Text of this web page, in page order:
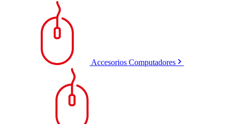
Accesorios Computadores